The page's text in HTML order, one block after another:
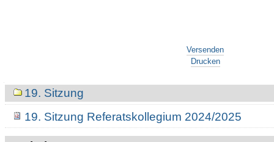
Versenden
Drucken
Navigation19. Sitzung
19. Sitzung Referatskollegium 2024/2025